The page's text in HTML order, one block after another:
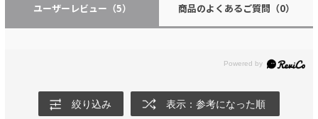
ユーザーレビュー （5） 商品のよくあるご質問 （0）
絞り込み 表示：参考になった順